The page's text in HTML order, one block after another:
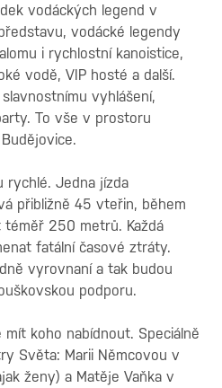
vodáckých legend v
vodácké legendy
i rychlostní kanoistice,
vodě, VIP hosté a další.
vyhlášení,
To vše v prostoru
rychlé. Jedna jízda
přibližně 45 vteřin, během
250 metrů. Každá
fatální časové ztráty.
vyrovnaní a tak budou
podporu.
koho nabídnout. Speciálně
Světa: Marii Němcovou v
ženy) a Matěje Vaňka v